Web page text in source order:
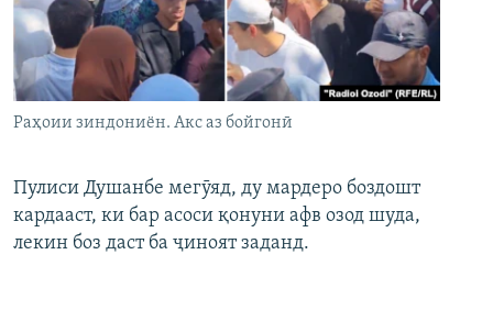
Раҳоии зиндониён. Акс аз бойгонӣ
Пулиси Душанбе мегӯяд, ду мардеро боздошт
кардааст, ки бар асоси қонуни афв озод шуда,
лекин боз даст ба ҷиноят заданд.